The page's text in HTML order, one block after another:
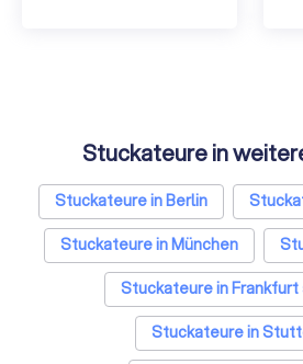
Stuckateure in
Stuckateure in Berlin
Stuckateure in München
Stuckateure in Frankfurt
Stuckateure in